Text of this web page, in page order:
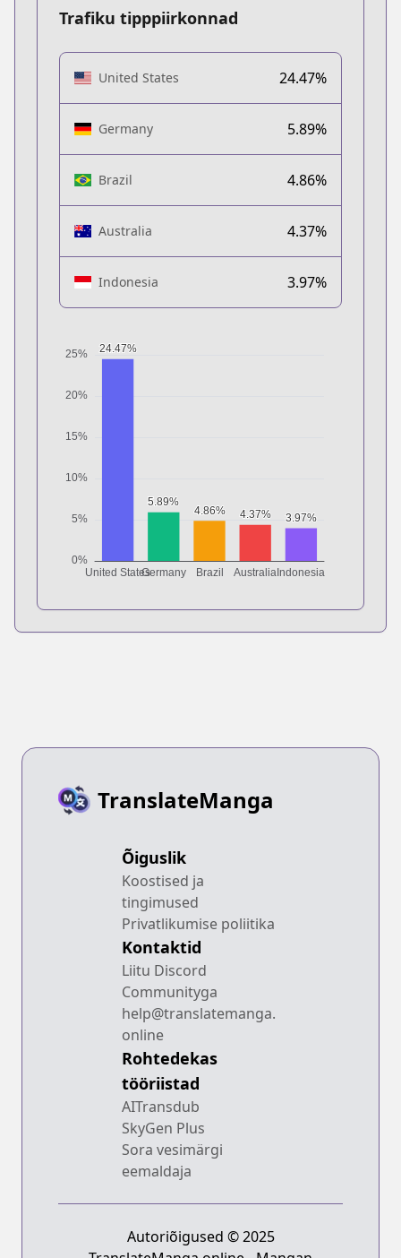
Trafiku tipppiirkonnad
United States 24.47%
Germany 5.89%
Brazil 4.86%
Australia 4.37%
Indonesia 3.97%
TranslateManga
Õiguslik
Koostised ja
tingimused
Privatlikumise poliitika
Kontaktid
Liitu Discord
Communityga
help@translatemanga.
online
Rohtedekas
tööriistad
AITransdub
SkyGen Plus
Sora vesimärgi
eemaldaja
Autoriõigused © 2025